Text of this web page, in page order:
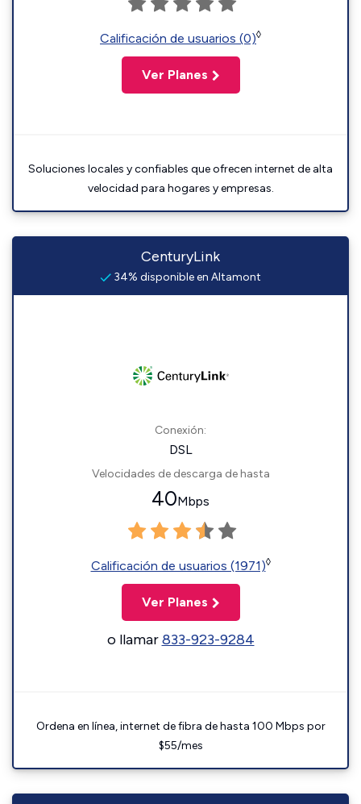
Calificación de usuarios (0)◊
Ver Planes
Soluciones locales y confiables que ofrecen internet de alta
velocidad para hogares y empresas.
CenturyLink
34% disponible en Altamont
Conexión:
DSL
Velocidades de descarga de hasta
40Mbps
Calificación de usuarios (1971)◊
Ver Planes
o llamar833-923-9284
Ordena en línea, internet de fibra de hasta 100 Mbps por
$55/mes